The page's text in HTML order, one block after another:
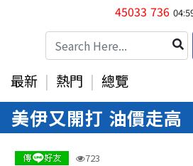
45033 736
最新 熱門 總覽
美伊又開打 油價走高
723